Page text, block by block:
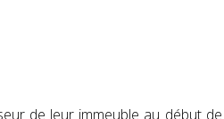
de leur immeuble au début